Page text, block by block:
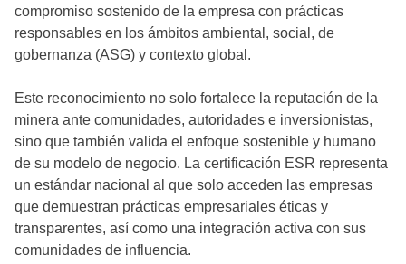
compromiso sostenido de la empresa con prácticas
responsables en los ámbitos ambiental, social, de
gobernanza (ASG) y contexto global.
Este reconocimiento no solo fortalece la reputación de la
minera ante comunidades, autoridades e inversionistas,
sino que también valida el enfoque sostenible y humano
de su modelo de negocio. La certificación ESR representa
un estándar nacional al que solo acceden las empresas
que demuestran prácticas empresariales éticas y
transparentes, así como una integración activa con sus
comunidades de influencia.